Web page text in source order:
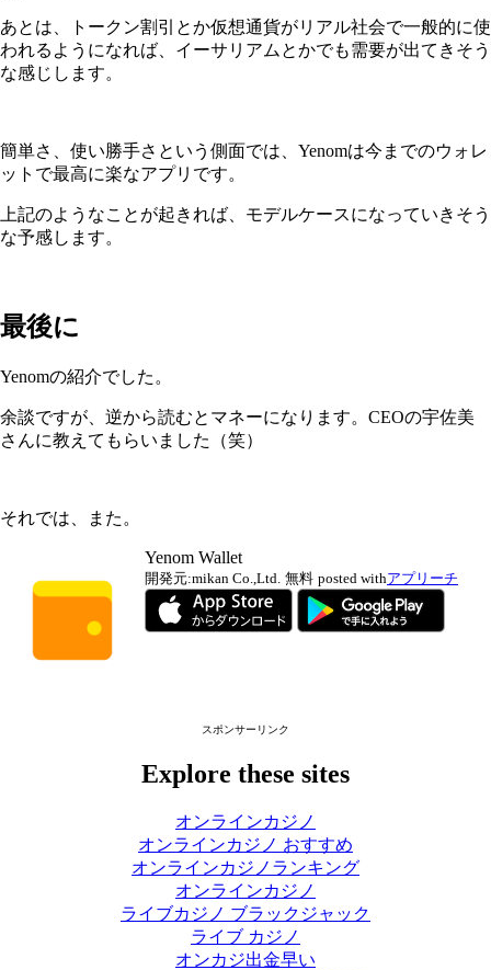
あとは、トークン割引とか仮想通貨がリアル社会で一般的に使
われるようになれば、イーサリアムとかでも需要が出てきそう
な感じします。
簡単さ、使い勝手さという側面では、Yenomは今までのウォレ
ットで最高に楽なアプリです。
上記のようなことが起きれば、モデルケースになっていきそう
な予感します。
最後に
Yenomの紹介でした。
余談ですが、逆から読むとマネーになります。CEOの宇佐美
さんに教えてもらいました（笑）
それでは、また。
Yenom Wallet
開発元:mikan Co.,Ltd. 無料 posted withアプリーチ
スポンサーリンク
Explore these sites
オンラインカジノ
オンラインカジノ おすすめ
オンラインカジノランキング
オンラインカジノ
ライブカジノ ブラックジャック
ライブ カジノ
オンカジ出金早い